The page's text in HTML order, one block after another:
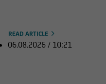
READ ARTICLE
06.08.2026 / 10:21